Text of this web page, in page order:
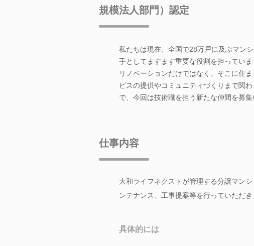
規模法人部門）認定
私たちは現在、全国で28万戸に及ぶマン
手としてますます重要な役割を担ってい
リノベーションだけではなく、そこに住
ビスの提供やコミュニティづくりまで関
で、今回は技術職を担う新たな仲間を募集
仕事内容
大和ライフネクストが管理する分譲マン
ンテナンス、工事提案等を行っていただき
具体的には